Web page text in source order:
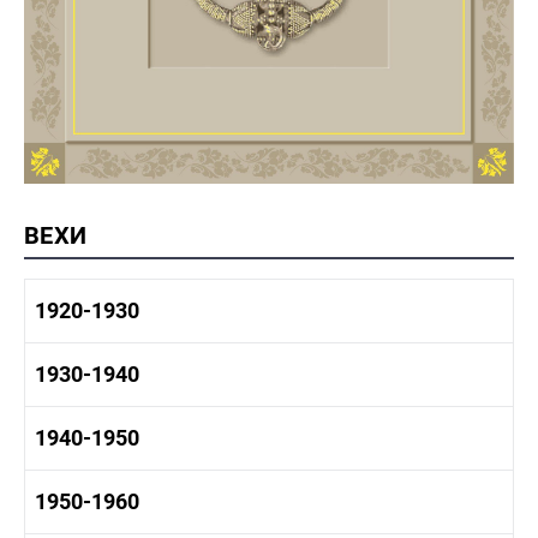
ВЕХИ
1920-1930
1920-1930 история
1920-1930 культура
1930-1940
1930-1940 история
1930-1940 культура
1940-1950
1940-1950 быт
1950-1960